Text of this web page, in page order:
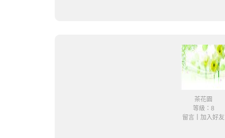
茶花園
等級：8
留言
加入好友